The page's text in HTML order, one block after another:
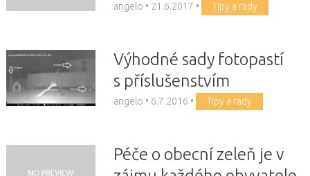
angelo • 21.6.2017 • Tipy a rady
Výhodné sady fotopastí
s příslušenstvím
angelo • 6.7.2016 • Tipy a rady
Péče o obecní zeleň je v